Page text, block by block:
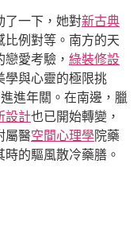
了一下，她對新古典
比例對等。南方的天
愛考驗， 綠裝修設
學與心靈的極限挑
進年關。在南邊，臘
設計也已開始轉變，
屬醫空間心理學院藥
的驅風散冷藥膳。